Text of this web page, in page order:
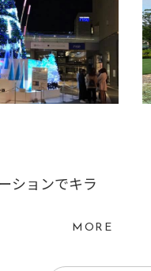
ションでキラ
MORE